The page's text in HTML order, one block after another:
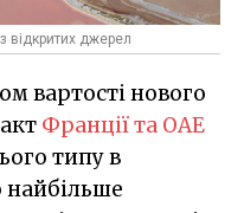
відкритих джерел
вартості нового
Франції та ОАЕ
типу в
найбільше